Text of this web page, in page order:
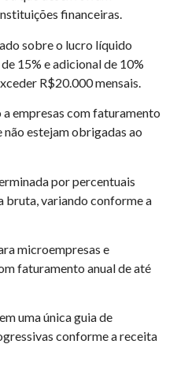
financeiras.
sobre o lucro líquido
15% e adicional de 10%
R$20.000 mensais.​
a empresas com faturamento
não estejam obrigadas ao
por percentuais
bruta, variando conforme a
microempresas e
faturamento anual de até
uma única guia de
conforme a receita